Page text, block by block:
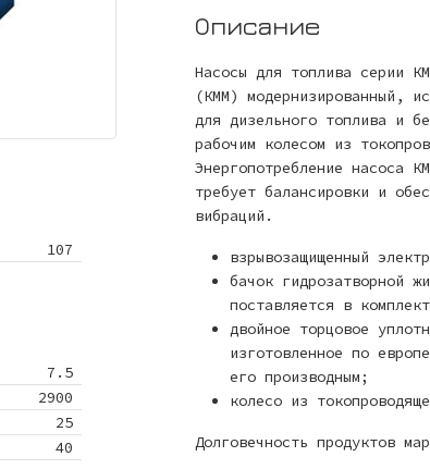
107
7.5
2900
25
40
Описание
Насосы для топлива серии
(КММ) модернизированный,
для дизельного топлива и
рабочим колесом из
Энергопотребление насоса
требует балансировки и
вибраций.
взрывозащищенный
бачок гидрозатворной
поставляется в
двойное торцовое
изготовленное по
его производным;
колесо из
Долговечность продуктов